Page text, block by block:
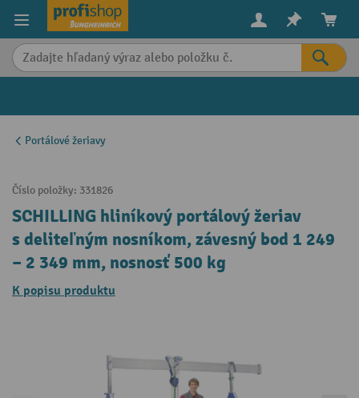
content
Portálové žeriavy
Číslo položky: 331826
SCHILLING hliníkový portálový žeriav
s deliteľným nosníkom, závesný bod 1 249
– 2 349 mm, nosnosť 500 kg
K popisu produktu